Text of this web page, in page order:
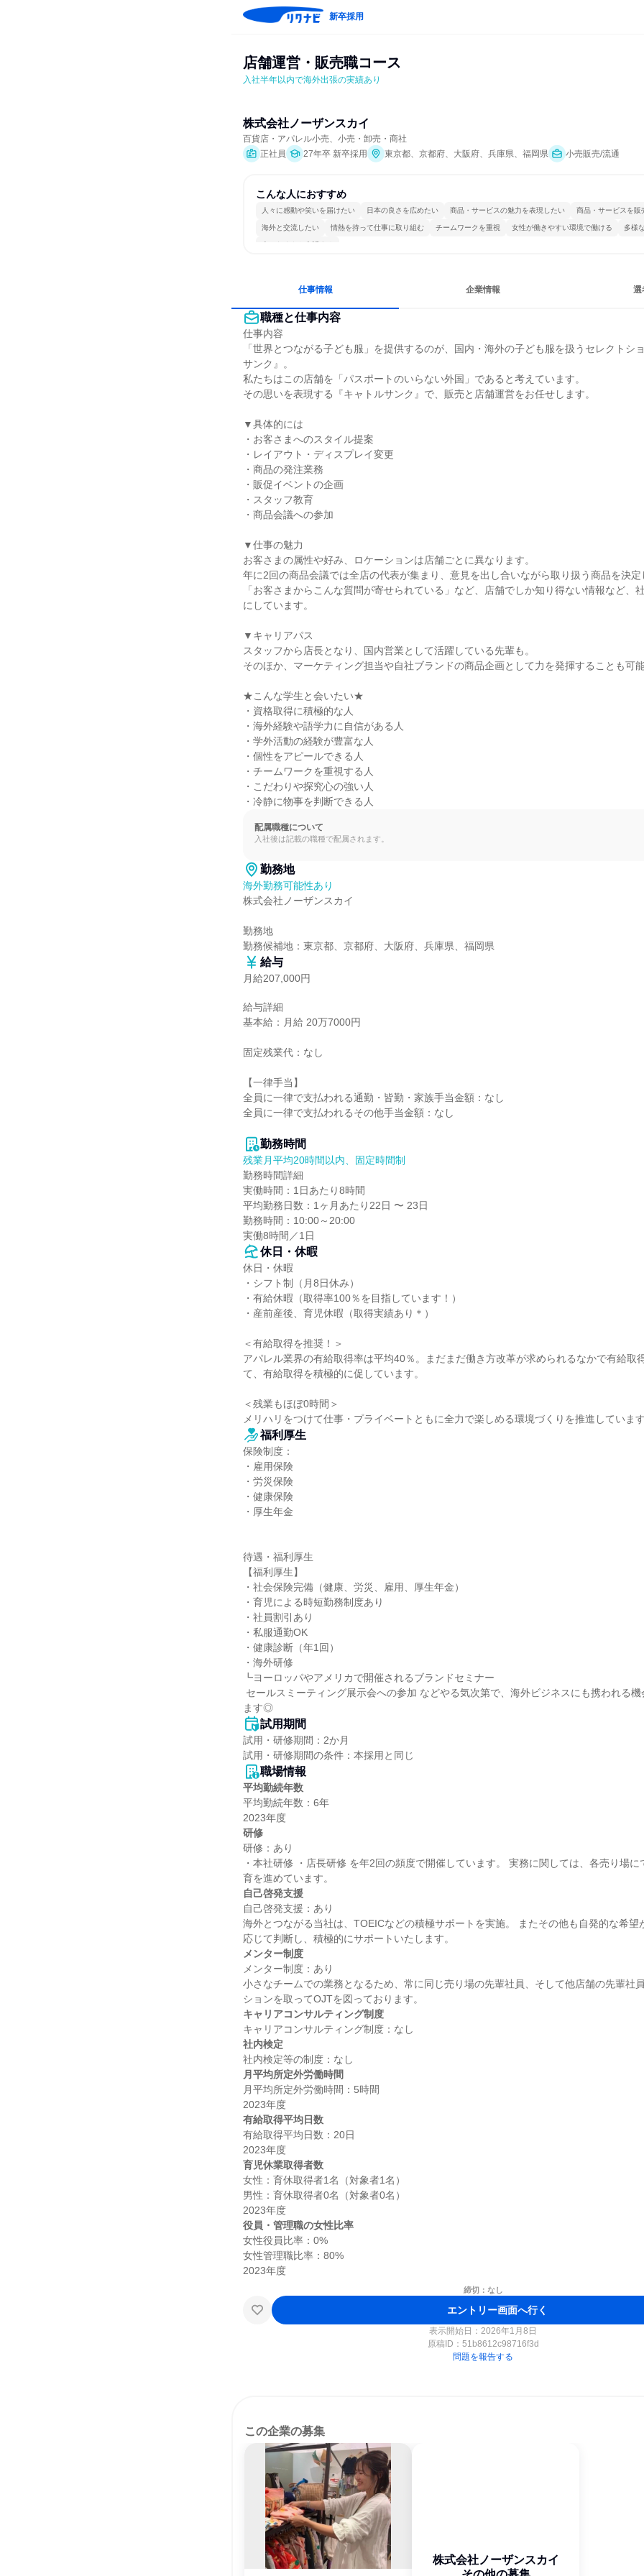
新卒採用
店舗運営・販売職コース
入社半年以内で海外出張の実績あり
株式会社ノーザンスカイ
百貨店・アパレル小売、小売・卸売・商社
正社員
27年卒 新卒採用 東京都、京都府、大阪府、兵庫県、福岡県 小売販売/流通
こんな人におすすめ
人々に感動や笑いを届けたい 日本の良さを広めたい 商品・サービスの魅力を表現したい 商品・サービスを販
海外と交流したい 情熱を持って仕事に取り組む チームワークを重視 女性が働きやすい環境で働ける 多様
人とたくさん会話する
仕事情報 企業情報 選
職種と仕事内容
仕事内容
「世界とつながる子ども服」を提供するのが、国内・海外の子ども服を扱うセレクトシ
サンク』。
私たちはこの店舗を「パスポートのいらない外国」であると考えています。
その思いを表現する『キャトルサンク』で、販売と店舗運営をお任せします。
▼具体的には
・お客さまへのスタイル提案
・レイアウト・ディスプレイ変更
・商品の発注業務
・販促イベントの企画
・スタッフ教育
・商品会議への参加
▼仕事の魅力
お客さまの属性や好み、ロケーションは店舗ごとに異なります。
年に2回の商品会議では全店の代表が集まり、意見を出し合いながら取り扱う商品を決
「お客さまからこんな質問が寄せられている」など、店舗でしか知り得ない情報など、
にしています。
▼キャリアパス
スタッフから店長となり、国内営業として活躍している先輩も。
そのほか、マーケティング担当や自社ブランドの商品企画として力を発揮することも可
★こんな学生と会いたい★
・資格取得に積極的な人
・海外経験や語学力に自信がある人
・学外活動の経験が豊富な人
・個性をアピールできる人
・チームワークを重視する人
・こだわりや探究心の強い人
・冷静に物事を判断できる人
配属職種について
入社後は記載の職種で配属されます。
勤務地
海外勤務可能性あり
株式会社ノーザンスカイ
勤務地
勤務候補地：東京都、京都府、大阪府、兵庫県、福岡県
給与
月給207,000円
給与詳細
基本給：月給 20万7000円
固定残業代：なし
【一律手当】
全員に一律で支払われる通勤・皆勤・家族手当金額：なし
全員に一律で支払われるその他手当金額：なし
勤務時間
残業月平均20時間以内、固定時間制
勤務時間詳細
実働時間：1日あたり8時間
平均勤務日数：1ヶ月あたり22日 〜 23日
勤務時間：10:00～20:00
実働8時間／1日
休日・休暇
休日・休暇
・シフト制（月8日休み）
・有給休暇（取得率100％を目指しています！）
・産前産後、育児休暇（取得実績あり＊）
＜有給取得を推奨！＞
アパレル業界の有給取得率は平均40％。まだまだ働き方改革が求められるなかで有給取
て、有給取得を積極的に促しています。
＜残業もほぼ0時間＞
メリハリをつけて仕事・プライベートともに全力で楽しめる環境づくりを推進していま
福利厚生
保険制度：
・雇用保険
・労災保険
・健康保険
・厚生年金
待遇・福利厚生
【福利厚生】
・社会保険完備（健康、労災、雇用、厚生年金）
・育児による時短勤務制度あり
・社員割引あり
・私服通勤OK
・健康診断（年1回）
・海外研修
┗ヨーロッパやアメリカで開催されるブランドセミナー
ます◎
試用期間
試用・研修期間：2か月
職場情報
平均勤続年数
平均勤続年数：6年
研修
研修：あり
・本社研修 ・店長研修 を年2回の頻度で開催しています。 実務に関しては、各売り場
自己啓発支援
自己啓発支援：あり
海外とつながる当社は、TOEICなどの積極サポートを実施。 またその他も自発的な希望
メンター制度
メンター制度：あり
小さなチームでの業務となるため、常に同じ売り場の先輩社員、そして他店舗の先輩社
キャリアコンサルティング制度
社内検定
月平均所定外労働時間
月平均所定外労働時間：5時間
有給取得平均日数
有給取得平均日数：20日
育児休業取得者数
女性：育休取得者1名（対象者1名）
男性：育休取得者0名（対象者0名）
役員・管理職の女性比率
女性役員比率：0%
女性管理職比率：80%
締切：なし
エントリー画面へ行く
表示開始日：2026年1月8日
原稿ID： 51b8612c98716f3d
問題を報告する
この企業の募集
株式会社ノーザンスカイ